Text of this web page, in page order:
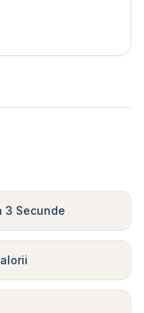
3 Secunde